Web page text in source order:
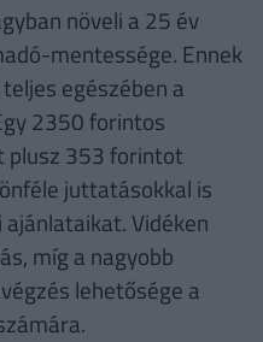
növeli a 25 év
mentessége. Ennek
egészében a
2350 forintos
plusz 353 forintot
juttatásokkal is
Vidéken
míg a nagyobb
lehetősége a